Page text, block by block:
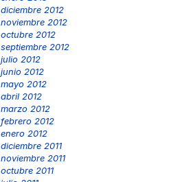
diciembre 2012
noviembre 2012
octubre 2012
septiembre 2012
julio 2012
junio 2012
mayo 2012
abril 2012
marzo 2012
febrero 2012
enero 2012
diciembre 2011
noviembre 2011
octubre 2011